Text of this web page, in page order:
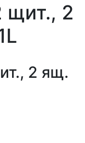
щит., 2
2 ящ.